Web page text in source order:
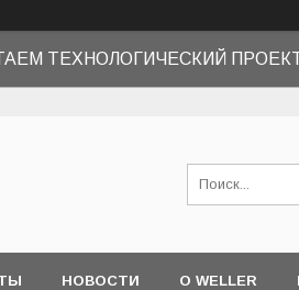
ТЕХНОЛОГИЧЕСКИЙ
НОВОСТИ О WELLER